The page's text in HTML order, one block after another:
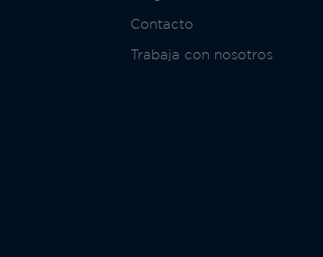
Contacto
Trabaja con nosotros